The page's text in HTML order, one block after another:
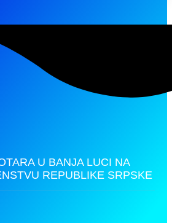
U BANJA LUCI NA
REPUBLIKE SRPSKE